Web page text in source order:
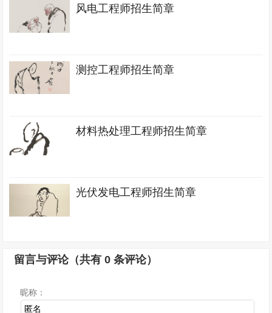
风电工程师招生简章
测控工程师招生简章
材料热处理工程师招生简章
光伏发电工程师招生简章
留言与评论（共有0 条评论）
昵称：